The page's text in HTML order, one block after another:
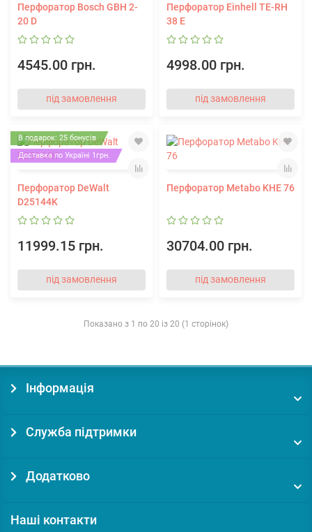
Перфоратор Bosch GBH 2-
20 D
4545.00 грн.
під замовлення
Перфоратор Einhell TE-RH
38 E
4998.00 грн.
під замовлення
В подарок: 25 бонусів
Доставка по Україні 1грн.
Перфоратор DeWalt
D25144K
11999.15 грн.
під замовлення
Перфоратор Metabo KHE 76
30704.00 грн.
під замовлення
Показано з 1 по 20 із 20 (1 сторінок)
Інформація
Служба підтримки
Додатково
Наші контакти